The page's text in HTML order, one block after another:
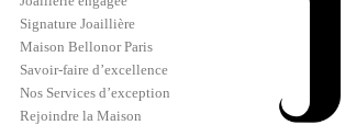
Signature Joaillière
Maison Bellonor Paris
Savoir-faire d’excellence
Nos Services d’exception
Rejoindre la Maison